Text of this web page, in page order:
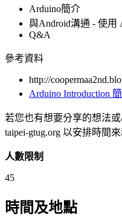
Arduino簡介
與Android溝通 - 使用
Q&A
參考資料
http://
Arduino Introduction
若您也有想要分享的想法
taipei-gtug.org 以安排時間
人數限制
45
時間及地點